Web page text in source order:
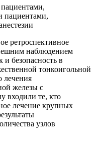
пациентами,
ретроспективное
наблюдением
и безопасность в
тонкоигольной
лечения
железы с
входили те, кто
лечение крупных
узлов